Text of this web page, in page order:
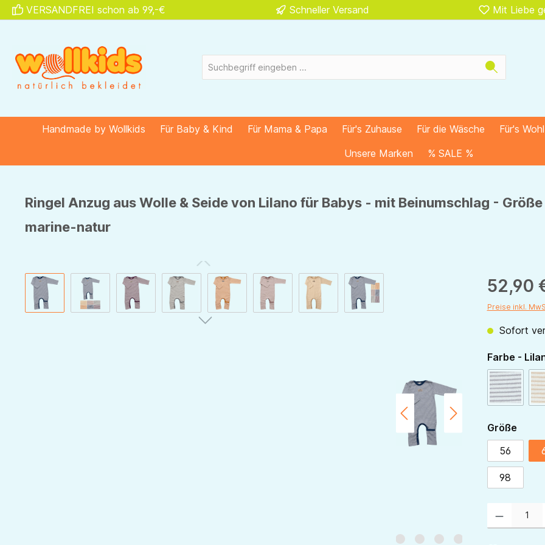
Zur Hauptnavigation springen
VERSANDFREI schon ab 99,-€ Schneller Versand Mit Liebe
Handmade by Wollkids Für Baby & Kind Für Mama & Papa Für's Zuhause Für die Wäsche Für's
Unsere Marken
% SALE %
Ringel Anzug aus Wolle & Seide von Lilano für Babys - mit Beinumschlag -
marine-natur
Bildergalerie überspringen 52,90
Preise inkl.
Sofort
Farbe -
beere-
(Diese
Größe
56
98